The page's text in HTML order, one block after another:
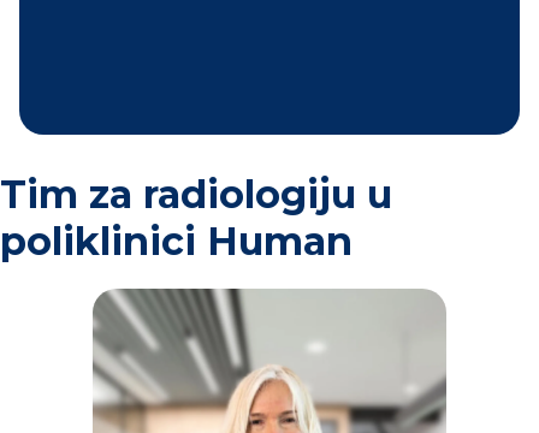
Tim za radiologiju u
poliklinici Human